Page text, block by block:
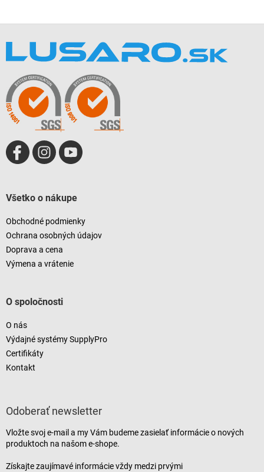
Všetko o nákupe
Obchodné podmienky
Ochrana osobných údajov
Doprava a cena
Výmena a vrátenie
O spoločnosti
O nás
Výdajné systémy SupplyPro
Certifikáty
Kontakt
Odoberať newsletter
Vložte svoj e-mail a my Vám budeme zasielať informácie o nových
produktoch na našom e-shope.